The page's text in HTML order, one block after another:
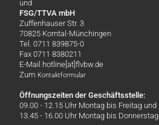
und
FSG/TTVA mbH
Zuffenhauser Str. 3
70825 Korntal-Münchingen
Tel. 0711 839875-0
Fax 0711 8380211
E-Mail hotline[at]flvbw.de
Zum Kontaktformular
Öffnungszeiten der Geschäftsstelle:
09.00 - 12.15 Uhr Montag bis Freitag und
13.45 - 16.00 Uhr Montag bis Donnerstag